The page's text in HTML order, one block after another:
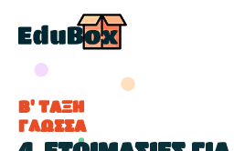
Β' ΤΑΞΗ
ΓΛΩΣΣΑ